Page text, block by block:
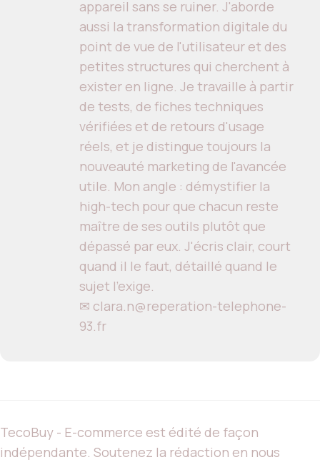
appareil sans se ruiner. J'aborde
aussi la transformation digitale du
point de vue de l'utilisateur et des
petites structures qui cherchent à
exister en ligne. Je travaille à partir
de tests, de fiches techniques
vérifiées et de retours d'usage
réels, et je distingue toujours la
nouveauté marketing de l'avancée
utile. Mon angle : démystifier la
high-tech pour que chacun reste
maître de ses outils plutôt que
dépassé par eux. J'écris clair, court
quand il le faut, détaillé quand le
sujet l'exige.
✉ clara.n@reperation-telephone-
93.fr
TecoBuy - E-commerce est édité de façon
indépendante. Soutenez la rédaction en nous